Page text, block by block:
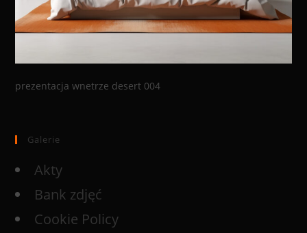
prezentacja wnetrze desert 004
Galerie
Akty
Bank zdjęć
Cookie Policy